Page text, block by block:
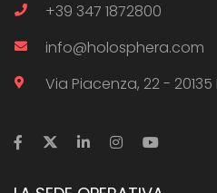
+39 347 1872800
info@holosphera.com
Via Piacenza, 22 -